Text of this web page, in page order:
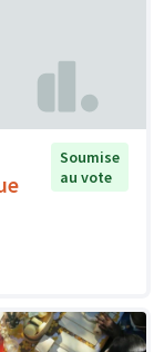
Soumise
au vote